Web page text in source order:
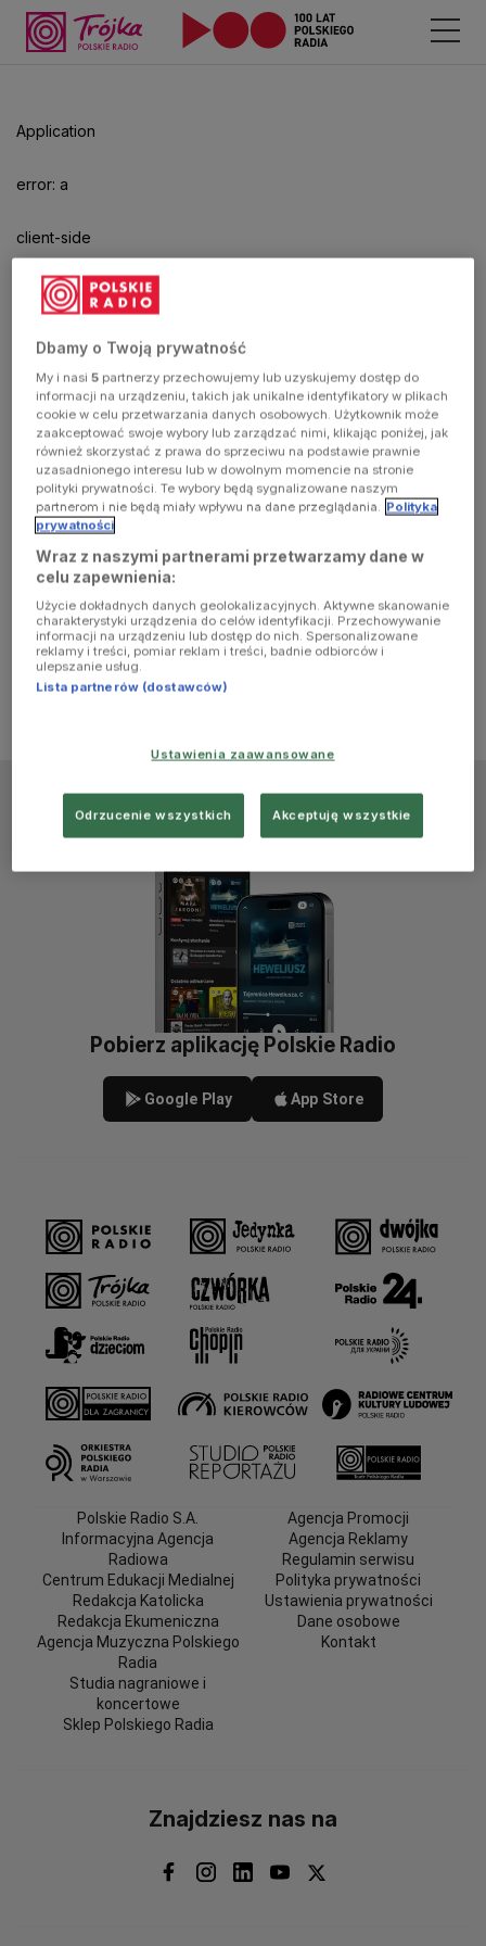
Application
error: a
client-side
exception
has
occurred
(see the
browser
console for
more
information)
aby
odtwarzać.
Pobierz aplikację Polskie Radio
Google Play App Store
Polskie Radio S.A.
Informacyjna Agencja
Radiowa
Centrum Edukacji Medialnej
Redakcja Katolicka
Redakcja Ekumeniczna
Agencja Muzyczna Polskiego
Radia
Studia nagraniowe i
koncertowe
Sklep Polskiego Radia
Agencja Promocji
Agencja Reklamy
Regulamin serwisu
Polityka prywatności
Ustawienia prywatności
Dane osobowe
Kontakt
Znajdziesz nas na
Dbamy o Twoją prywatność
My i nasi5 partnerzy przechowujemy lub uzyskujemy dostęp do
informacji na urządzeniu, takich jak unikalne identyfikatory w plikach
cookie w celu przetwarzania danych osobowych. Użytkownik może
zaakceptować swoje wybory lub zarządzać nimi, klikając poniżej, jak
również skorzystać z prawa do sprzeciwu na podstawie prawnie
uzasadnionego interesu lub w dowolnym momencie na stronie
polityki prywatności. Te wybory będą sygnalizowane naszym
partnerom i nie będą miały wpływu na dane przeglądania. Polityka
prywatności
Wraz z naszymi partnerami przetwarzamy dane w
celu zapewnienia:
Użycie dokładnych danych geolokalizacyjnych. Aktywne skanowanie
charakterystyki urządzenia do celów identyfikacji. Przechowywanie
informacji na urządzeniu lub dostęp do nich. Spersonalizowane
reklamy i treści, pomiar reklam i treści, badnie odbiorców i
ulepszanie usług.
Lista partnerów (dostawców)
Ustawienia zaawansowane
Odrzucenie wszystkich Akceptuję wszystkie